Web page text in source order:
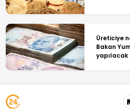
Üreticiye
Bakan
yapılacak